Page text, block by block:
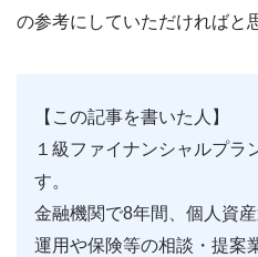
の参考にしていただければと
【この記事を書いた人】
１級ファイナンシャルプラ
す。
金融機関で8年間、個人資
運用や保険等の相談・提案